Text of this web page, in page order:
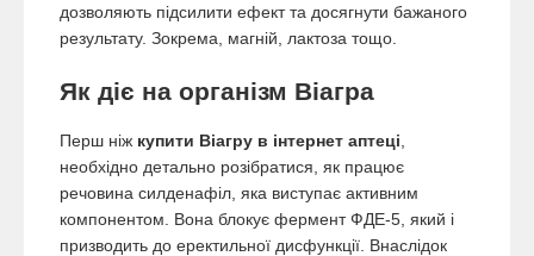
дозволяють підсилити ефект та досягнути бажаного
результату. Зокрема, магній, лактоза тощо.
Як діє на організм Віагра
Перш ніж купити Віагру в інтернет аптеці
необхідно детально розібратися, як працює
речовина силденафіл, яка виступає активним
компонентом. Вона блокує фермент ФДЕ-5, який і
призводить до еректильної дисфункції. Внаслідок